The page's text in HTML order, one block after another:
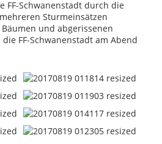
FF-Schwanenstadt durch die
Sturmeinsätzen
und abgerissenen
FF-Schwanenstadt am Abend